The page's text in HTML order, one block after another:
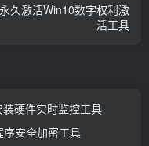
永久激活Win10数字权利激
活工具
硬件实时监控工具
安全加密工具